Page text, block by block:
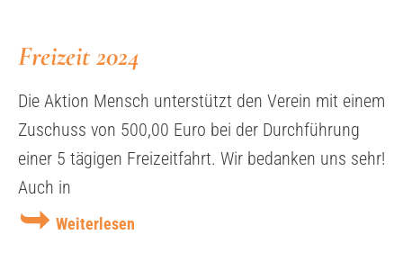
Freizeit 2024
Die Aktion Mensch unterstützt den Verein mit einem
Zuschuss von 500,00 Euro bei der Durchführung
einer 5 tägigen Freizeitfahrt. Wir bedanken uns sehr!
Auch in
Weiterlesen